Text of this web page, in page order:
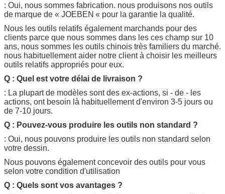
: Oui, nous sommes fabrication. nous produisons nos outils
de marque de « JOEBEN « pour la garantie la qualité.
Nous les outils relatifs également marchands pour des
clients parce que nous sommes dans les ces champ sur 10
ans, nous sommes les outils chinois très familiers du marché.
nous habituellement aider notre client à choisir les meilleurs
outils relatifs appropriés pour eux.
Q : Quel est votre délai de livraison ?
: La plupart de modèles sont des ex-actions, si - de - les
actions, ont besoin là habituellement d'environ 3-5 jours ou
de 7-10 jours.
Q : Pouvez-vous produire les outils non standard ?
: Oui, nous pouvons produire les outils non standard selon
votre dessin.
Nous pouvons également concevoir des outils pour vous
selon votre condition d'utilisation
Q : Quels sont vos avantages ?